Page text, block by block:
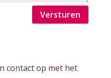
Versturen
contact op met het